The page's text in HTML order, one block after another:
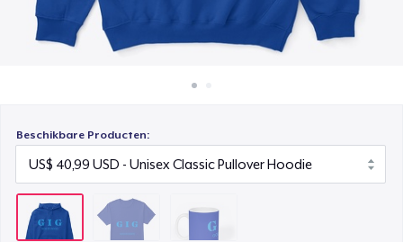
Beschikbare Producten: